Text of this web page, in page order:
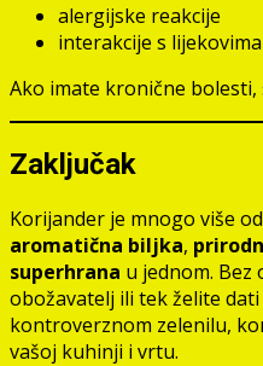
alergijske reakcije
interakcije s
Ako imate kronične
Zaključak
Korijander je mnogo više
aromatična biljka,
superhrana u jednom. Bez
obožavatelj ili tek želite
kontroverznom zelenilu,
vašoj kuhinji i vrtu.